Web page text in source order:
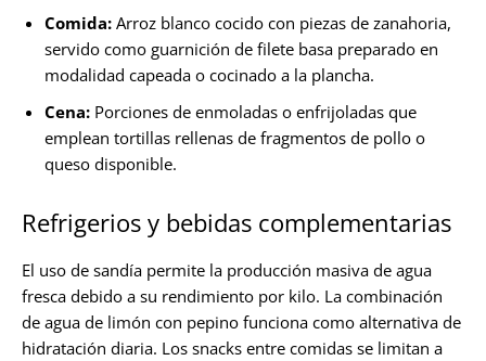
Comida: Arroz blanco cocido con piezas de zanahoria,
servido como guarnición de filete basa preparado en
modalidad capeada o cocinado a la plancha.
Cena: Porciones de enmoladas o enfrijoladas que
emplean tortillas rellenas de fragmentos de pollo o
queso disponible.
Refrigerios y bebidas complementarias
El uso de sandía permite la producción masiva de agua
fresca debido a su rendimiento por kilo. La combinación
de agua de limón con pepino funciona como alternativa de
hidratación diaria. Los snacks entre comidas se limitan a